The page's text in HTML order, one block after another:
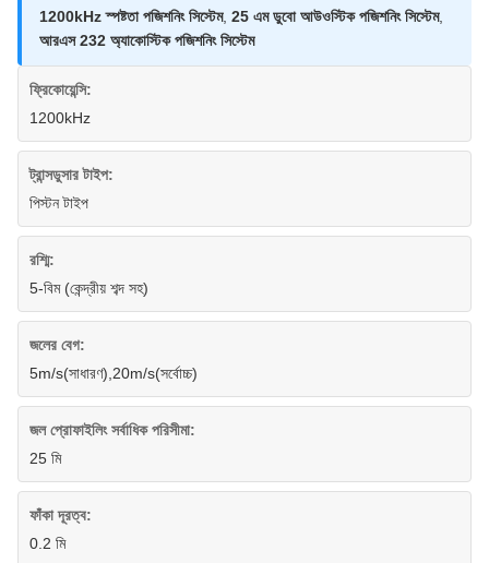
1200kHz স্পষ্টতা পজিশনিং সিস্টেম, 25 এম ডুবো আউওস্টিক পজিশনিং সিস্টেম,
আরএস 232 অ্যাকোস্টিক পজিশনিং সিস্টেম
ফ্রিকোয়েন্সি:
1200kHz
ট্রান্সডুসার টাইপ:
পিস্টন টাইপ
রশ্মি:
5-বিম (কেন্দ্রীয় শব্দ সহ)
জলের বেগ:
5m/s(সাধারণ),20m/s(সর্বোচ্চ)
জল প্রোফাইলিং সর্বাধিক পরিসীমা:
25 মি
ফাঁকা দূরত্ব:
0.2 মি